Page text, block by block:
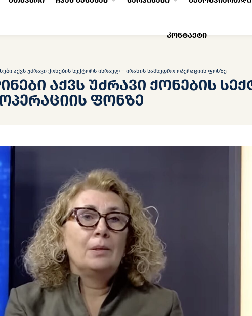
კონტაქტი
აქვს უძრავი ქონების სექტორს ისრაელ – ირანის სამხედრო ოპერაციის ფონზე
აქვს უძრავი ქონების
ფონზე